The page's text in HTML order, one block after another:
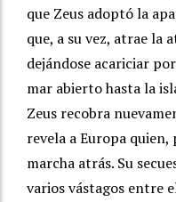
que Zeus adoptó la
que, a su vez, atrae la
dejándose acariciar
mar abierto hasta la
Zeus recobra
revela a Europa
marcha atrás. Su
varios vástagos entre